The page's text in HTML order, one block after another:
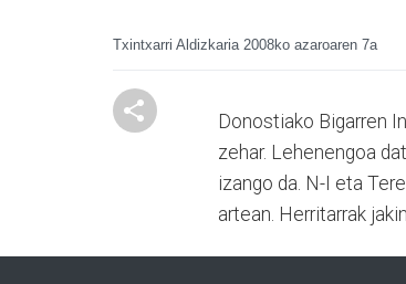
Txintxarri Aldizkaria 2008ko azaroaren 7a
Donostiako Bigarren
zehar. Lehenengoa
izango da. N-I eta
artean. Herritarrak